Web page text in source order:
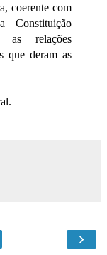
coerente com
Constituição
as relações
que deram as
›